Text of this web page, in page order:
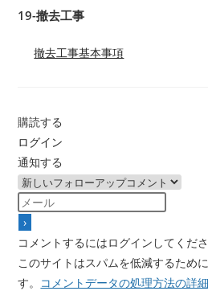
19-撤去工事
撤去工事基本事項
購読する
ログイン
通知する
コメントするにはログインしてくだ
このサイトはスパムを低減するため
す。 コメントデータの処理方法の詳